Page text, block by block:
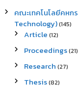
คณะเทคโนโลยีคหก
Technology)(145)
Article (12)
Proceedings(21)
Research (27)
Thesis(82)